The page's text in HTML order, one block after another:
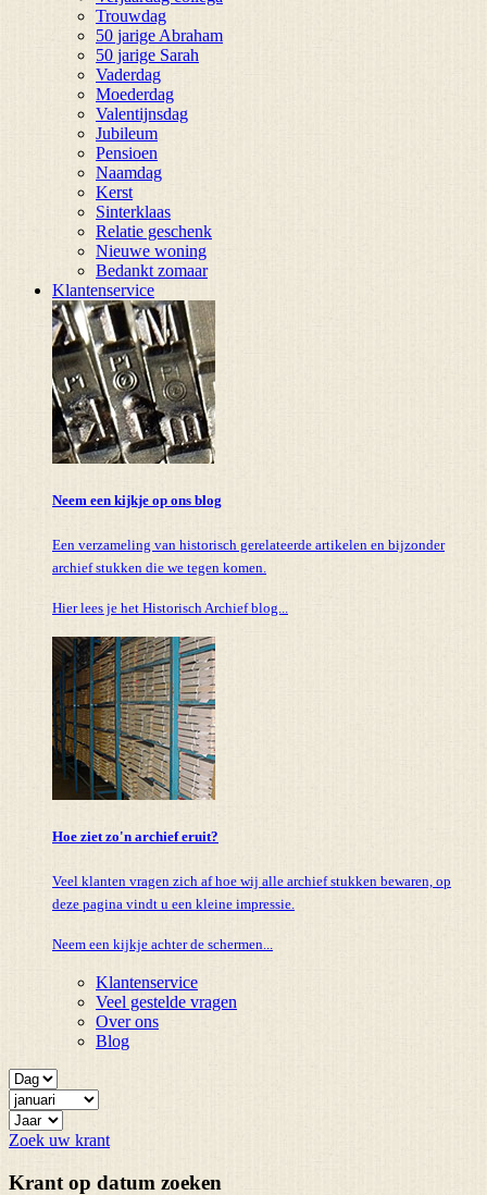
Trouwdag
50 jarige Abraham
50 jarige Sarah
Vaderdag
Moederdag
Valentijnsdag
Jubileum
Pensioen
Naamdag
Kerst
Sinterklaas
Relatie geschenk
Nieuwe woning
Bedankt zomaar
Klantenservice
Neem een kijkje op ons blog
Een verzameling van historisch gerelateerde artikelen en bijzonder
archief stukken die we tegen komen.
Hier lees je het Historisch Archief blog...
Hoe ziet zo'n archief eruit?
Veel klanten vragen zich af hoe wij alle archief stukken bewaren, op
deze pagina vindt u een kleine impressie.
Neem een kijkje achter de schermen...
Klantenservice
Veel gestelde vragen
Over ons
Blog
Zoek uw krant
Krant op datum zoeken